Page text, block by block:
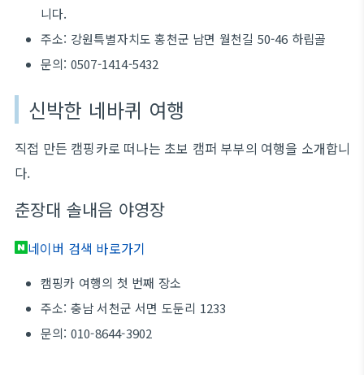
니다.
주소: 강원특별자치도 홍천군 남면 월천길 50-46 하립골
문의: 0507-1414-5432
신박한 네바퀴 여행
직접 만든 캠핑카로 떠나는 초보 캠퍼 부부의 여행을 소개합니
다.
춘장대 솔내음 야영장
네이버 검색 바로가기
캠핑카 여행의 첫 번째 장소
주소: 충남 서천군 서면 도둔리 1233
문의: 010-8644-3902